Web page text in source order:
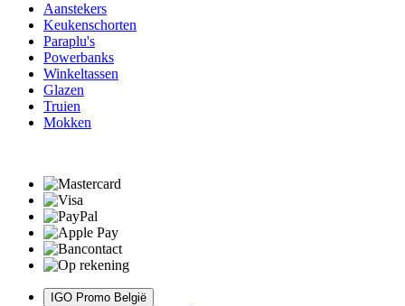
Aanstekers
Keukenschorten
Paraplu's
Powerbanks
Winkeltassen
Glazen
Truien
Mokken
IGO Promo België